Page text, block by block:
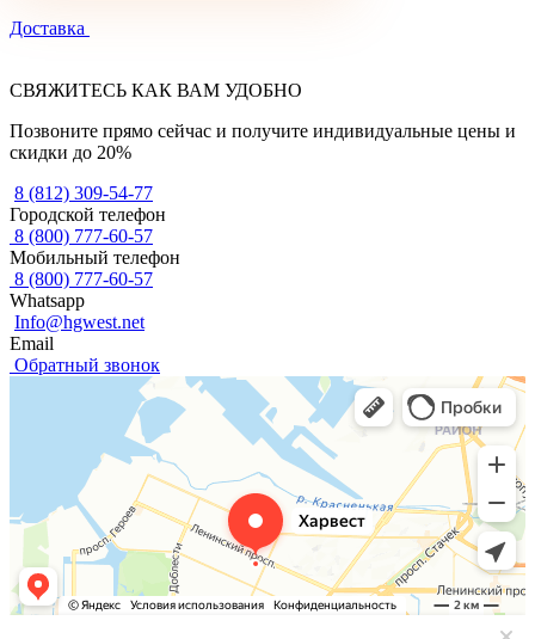
Доставка
СВЯЖИТЕСЬ КАК ВАМ УДОБНО
Позвоните прямо сейчас и получите индивидуальные цены и
скидки до 20%
8 (812) 309-54-77
Городской телефон
8 (800) 777-60-57
Мобильный телефон
8 (800) 777-60-57
Whatsapp
Info@hgwest.net
Email
Обратный звонок